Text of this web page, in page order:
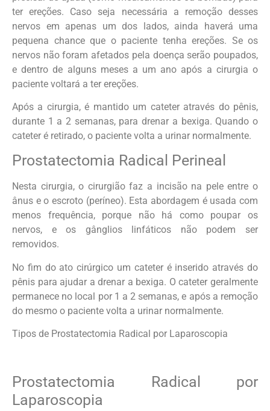
ter ereções. Caso seja necessária a remoção desses
nervos em apenas um dos lados, ainda haverá uma
pequena chance que o paciente tenha ereções. Se os
nervos não foram afetados pela doença serão poupados,
e dentro de alguns meses a um ano após a cirurgia o
paciente voltará a ter ereções.
Após a cirurgia, é mantido um cateter através do pênis,
durante 1 a 2 semanas, para drenar a bexiga. Quando o
cateter é retirado, o paciente volta a urinar normalmente.
Prostatectomia Radical Perineal
Nesta cirurgia, o cirurgião faz a incisão na pele entre o
ânus e o escroto (períneo). Esta abordagem é usada com
menos frequência, porque não há como poupar os
nervos, e os gânglios linfáticos não podem ser
removidos.
No fim do ato cirúrgico um cateter é inserido através do
pênis para ajudar a drenar a bexiga. O cateter geralmente
permanece no local por 1 a 2 semanas, e após a remoção
do mesmo o paciente volta a urinar normalmente.
Tipos de Prostatectomia Radical por Laparoscopia
Prostatectomia Radical por
Laparoscopia